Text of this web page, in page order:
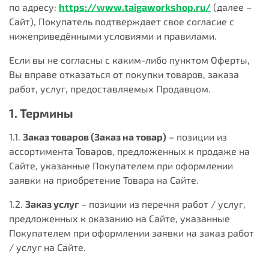
по адресу: https://www.taigaworkshop.ru/ (далее –
Сайт), Покупатель подтверждает свое согласие с
нижеприведёнными условиями и правилами.
Если вы не согласны с каким-либо пунктом Оферты,
Вы вправе отказаться от покупки товаров, заказа
работ, услуг, предоставляемых Продавцом.
1. Термины
1.1. Заказ товаров (Заказ на товар) – позиции из
ассортимента Товаров, предложенных к продаже на
Сайте, указанные Покупателем при оформлении
заявки на приобретение Товара на Сайте.
1.2. Заказ услуг– позиции из перечня работ / услуг,
предложенных к оказанию на Сайте, указанные
Покупателем при оформлении заявки на заказ работ
/ услуг на Сайте.